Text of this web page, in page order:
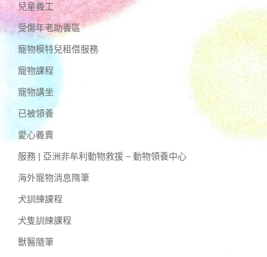
兒童義工
受傷年老助養區
寵物模特兒租借服務
寵物課程
寵物講坐
已被領養
愛心義賣
服務 | 亞洲非牟利動物救援 – 動物領養中心
海外寵物消息隋筆
犬訓練課程
犬隻訓練課程
獸醫隨筆